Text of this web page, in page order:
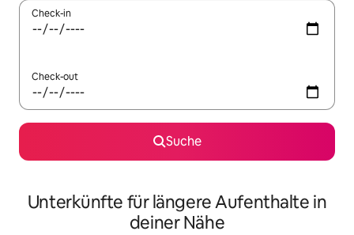
Check-in
Check-out
Suche
Unterkünfte für längere Aufenthalte in
deiner Nähe